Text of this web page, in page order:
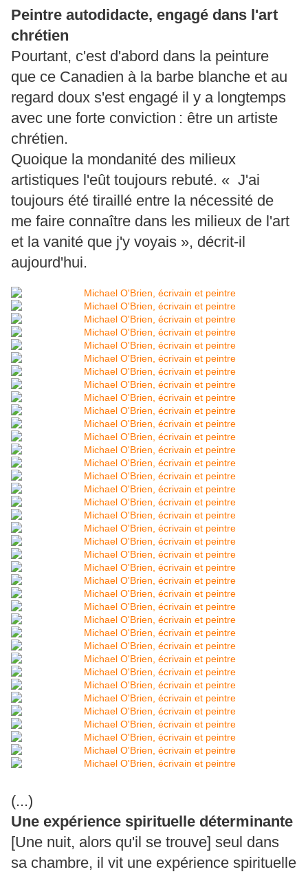
Peintre autodidacte, engagé dans l'art
chrétien
Pourtant, c'est d'abord dans la peinture
que ce Canadien à la barbe blanche et au
regard doux s'est engagé il y a longtemps
avec une forte conviction : être un artiste
chrétien.
Quoique la mondanité des milieux
artistiques l'eût toujours rebuté. « J'ai
toujours été tiraillé entre la nécessité de
me faire connaître dans les milieux de l'art
et la vanité que j'y voyais », décrit-il
aujourd'hui.
(...)
Une expérience spirituelle déterminante
[Une nuit, alors qu'il se trouve] seul dans
sa chambre, il vit une expérience spirituelle